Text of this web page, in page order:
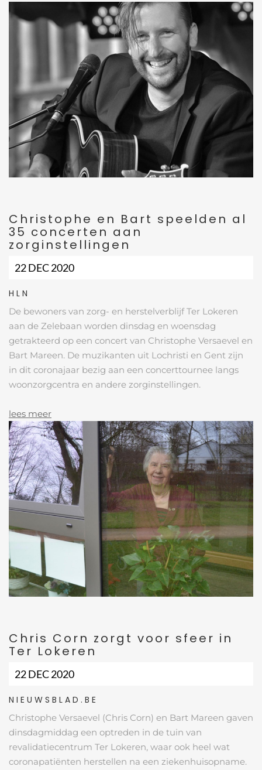
Christophe en Bart speelden al
35 concerten aan
zorginstellingen
22 DEC 2020
HLN
De bewoners van zorg- en herstelverblijf Ter Lokeren
aan de Zelebaan worden dinsdag en woensdag
getrakteerd op een concert van Christophe Versaevel en
Bart Mareen. De muzikanten uit Lochristi en Gent zijn
in dit coronajaar bezig aan een concerttournee langs
woonzorgcentra en andere zorginstellingen.
lees meer
Chris Corn zorgt voor sfeer in
Ter Lokeren
22 DEC 2020
NIEUWSBLAD.BE
Christophe Versaevel (Chris Corn) en Bart Mareen gaven
dinsdagmiddag een optreden in de tuin van
revalidatiecentrum Ter Lokeren, waar ook heel wat
coronapatiënten herstellen na een ziekenhuisopname.